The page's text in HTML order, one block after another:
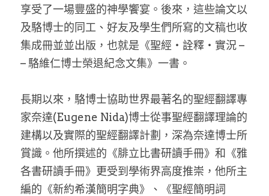
享受了一場豐盛的神學饗宴。後來，這些論文以
及駱博士的同工、好友及學生們所寫的文稿也收
集成冊並並出版，也就是《聖經・詮釋・實況 –
– 駱維仁博士榮退紀念文集》一書。
長期以來，駱博士協助世界最著名的聖經翻譯專
家奈達(Eugene Nida)博士從事聖經翻譯理論的
建構以及實際的聖經翻譯計劃，深為奈達博士所
賞識。他所撰述的《腓立比書研讀手冊》和《雅
各書研讀手冊》更受到學術界高度推崇，他所主
編的《新約希漢簡明字典》、《聖經簡明詞